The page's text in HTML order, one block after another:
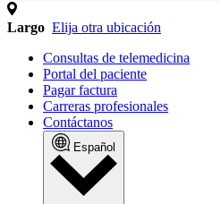
Largo Elija otra ubicación
Consultas de telemedicina
Portal del paciente
Pagar factura
Carreras profesionales
Contáctanos
Español